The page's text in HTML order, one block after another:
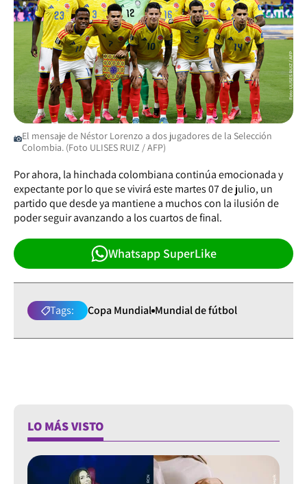
El mensaje de Néstor Lorenzo a dos jugadores de la Selección
Colombia. (Foto ULISES RUIZ / AFP)
Por ahora, la hinchada colombiana continúa emocionada y
expectante por lo que se vivirá este martes 07 de julio, un
partido que desde ya mantiene a muchos con la ilusión de
poder seguir avanzando a los cuartos de final.
Whatsapp SuperLike
Tags: Copa Mundial Mundial de fútbol
LO MÁS VISTO